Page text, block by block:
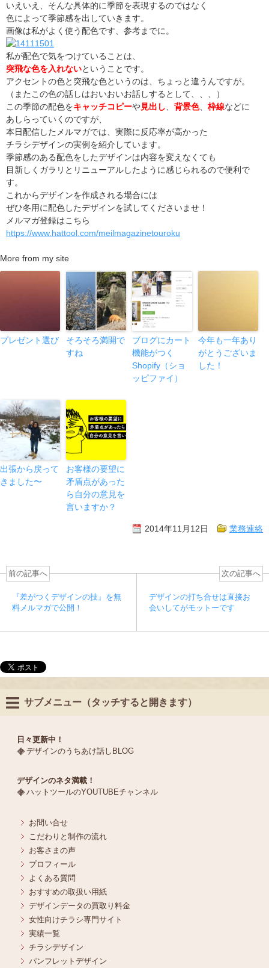
いえいえ、そんな具体的に季節を表現するのではなく
色によって季節感を出していきます。
画像は私がよく使う配色です、参考までに。
私が配色で気をつけていることは、
突飛な色を入れないということです。
アクセントの色と突飛な色というのは、ちょっと違うんですが。
（またこの色の話しはおいおいお話しするとして、、、）
この季節の配色をキャッチコピーや見出し 背景色、 枠線などに
あしらっていくのですが、
本日配信したメルマガでは、実際に反応率が高かった
チラシデザインの実例を紹介しています。
季節感のある配色をしたデザインは内容を変えなくても
目新しくガラリとリニューアルしたように感じられるので便利で
す。
これからデザインを作成される場合には
ぜひ冬用に配色したデザインを試してくださいませ！
メルマガ登録はこちら
https://www.hattool.com/meilmagazinetouroku
More from my site
プレゼント選び
そろそろ満開で
すね
ブログにカート
機能がつく
Shopify（ショ
ッピファイ）
今年も一年あり
がとうございま
した！
出張から戻って
きました〜
お客様の要望に
矛盾点があった
ら自分の意見を
言いますか？
2014年11月12日 業務連絡
前の記事へ
『差がつくデザインの技』を無
料メルマガで公開！
次の記事へ
デザインの打ち合せは直接お
会いしてがモットーです
サブメニュー（タッチすると開きます）
日々更新中！
デザインのうちあけ話しBLOG
デザインのネタ満載！
ハットツールのYOUTUBEチャンネル
お問い合せ
こだわりと制作の流れ
お客さまの声
プロフィール
よくある質問
おすすめの取扱い用紙
デザインデータの買取り料金
女性向けチラシ専門サイト
実績一覧
チラシデザイン
パンフレットデザイン